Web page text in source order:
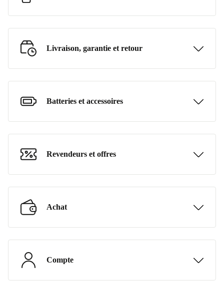
Livraison, garantie et retour
Batteries et accessoires
Revendeurs et offres
Achat
Compte